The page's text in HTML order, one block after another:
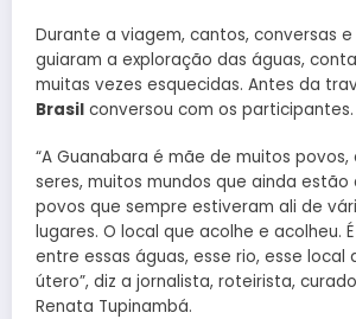
Durante a viagem, cantos, conversas
guiaram a exploração das águas,
muitas vezes esquecidas. Antes da
Brasil conversou com os participantes.
“A Guanabara é mãe de muitos povos,
seres, muitos mundos que ainda
povos que sempre estiveram ali de
lugares. O local que acolhe e acolheu.
entre essas águas, esse rio, esse local
útero”, diz a jornalista, roteirista,
Renata Tupinambá.